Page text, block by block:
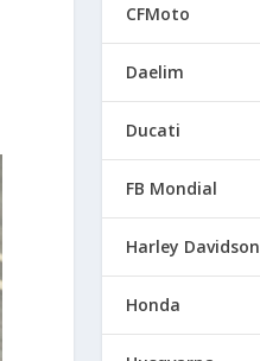
CFMoto
Daelim
Ducati
FB Mondial
Harley Davidson
Honda